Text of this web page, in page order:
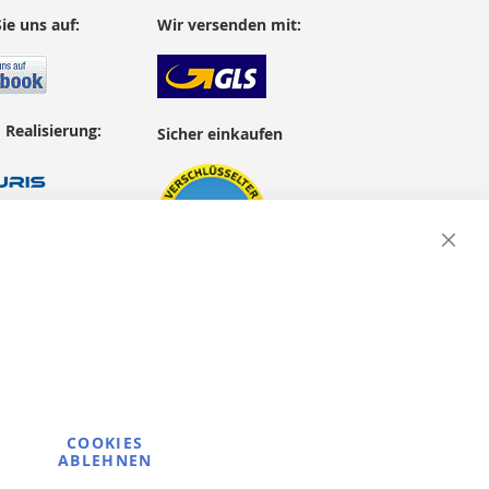
uns auf: Wir versenden mit:
Sicher einkaufen
Close
COOKIES
ABLEHNEN